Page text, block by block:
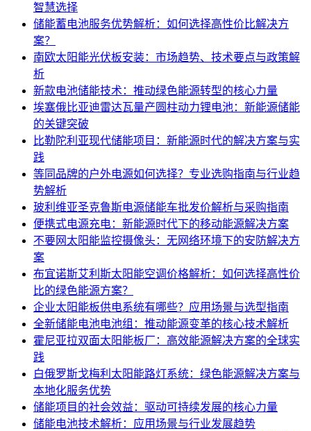
智慧选择
储能蓄电池服务优势解析：如何选择高性价比解决方
案？
南欧太阳能光伏板安装：市场趋势、技术要点与政策解
析
新款电池储能技术：推动绿色能源转型的核心力量
埃塞俄比亚迪雷达瓦量产圆柱动力锂电池：新能源储能
的关键突破
比勒陀利亚现代储能项目：新能源时代的解决方案与实
践
等同品牌的户外电源如何选择？专业选购指南与行业趋
势解析
玻利维亚圣克鲁斯电源储能车批发价解析与采购指南
便携式电源充电：新能源时代下的移动能源解决方案
不要网太阳能监控摄像头：无网络环境下的安防解决方
案
布宜诺斯艾利斯太阳能空调价格解析：如何选择高性价
比的绿色能源方案？
企业太阳能板供电系统有哪些？应用场景与选型指南
全新储能电池电池组：推动能源变革的核心技术解析
霍尼亚拉双面太阳能板厂：高效能源解决方案的全球实
践
白俄罗斯戈梅利太阳能路灯系统：绿色能源解决方案与
本地化服务优势
储能项目的社会效益：驱动可持续发展的核心力量
储能电池技术解析：应用场景与行业发展趋势